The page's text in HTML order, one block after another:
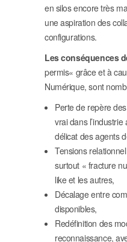
en silos encore très
une aspiration des
configurations.
Les conséquences
permis« grâce et à
Numérique, sont
Perte de repère
vrai dans
délicat des agents
Tensions
surtout « fracture
like et les autres,
Décalage entre
disponibles,
Redéfinition des
reconnaissance,